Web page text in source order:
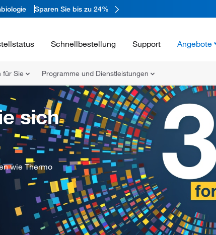
Sparen Sie bis zu 24%
Schnellbestellung Support Angebote
für Sie Programme und Dienstleistungen
sich
wie Thermo